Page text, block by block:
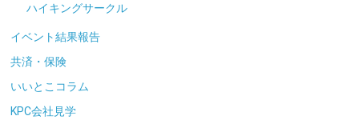
ハイキングサークル
イベント結果報告
共済・保険
いいとこコラム
KPC会社見学